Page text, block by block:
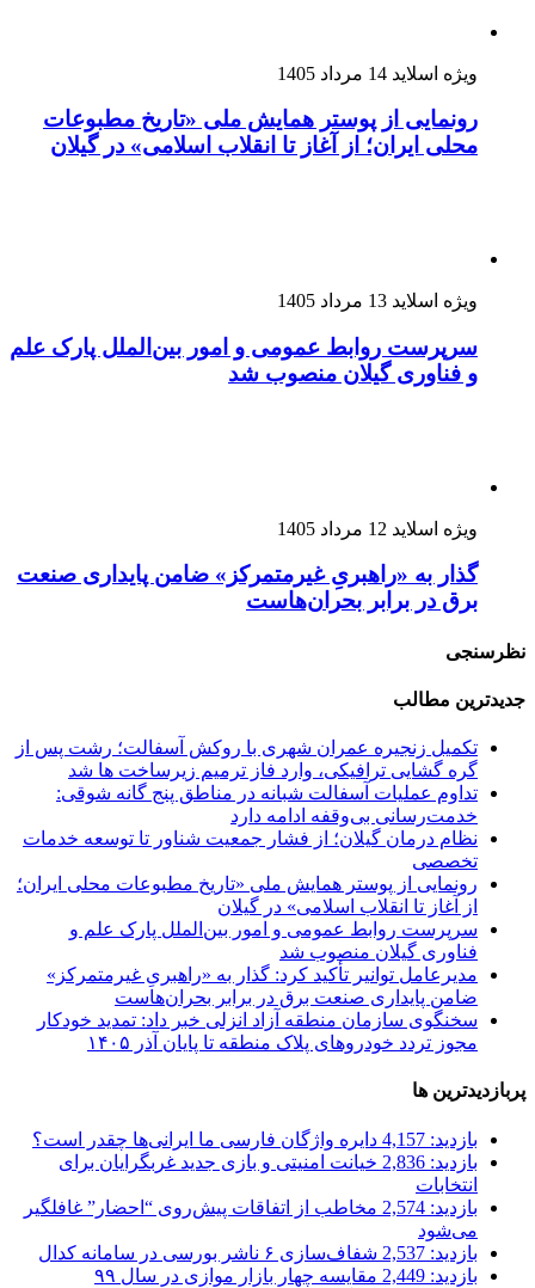
ویژه اسلاید 14 مرداد 1405
رونمایی از پوستر همایش ملی «تاریخ مطبوعات
محلی ایران؛ از آغاز تا انقلاب اسلامی» در گیلان
ویژه اسلاید 13 مرداد 1405
سرپرست روابط عمومی و امور بین‌الملل پارک علم
و فناوری گیلان منصوب شد
ویژه اسلاید 12 مرداد 1405
گذار به «راهبریِ غیرمتمرکز» ضامن پایداری صنعت
برق در برابر بحران‌هاست
نظرسنجی
جدیدترین مطالب
تکمیل زنجیره عمران شهری با روکش آسفالت؛ رشت پس از
گره گشایی ترافیکی، وارد فاز ترمیم زیرساخت ها شد
تداوم عملیات آسفالت‌ شبانه در مناطق پنج گانه شوقی:
خدمت‌رسانی بی‌وقفه ادامه دارد
نظام درمان گیلان؛ از فشار جمعیت شناور تا توسعه خدمات
تخصصی
رونمایی از پوستر همایش ملی «تاریخ مطبوعات محلی ایران؛
از آغاز تا انقلاب اسلامی» در گیلان
سرپرست روابط عمومی و امور بین‌الملل پارک علم و
فناوری گیلان منصوب شد
مدیرعامل توانیر تأکید کرد: گذار به «راهبریِ غیرمتمرکز»
ضامن پایداری صنعت برق در برابر بحران‌هاست
سخنگوی سازمان منطقه آزاد انزلی خبر داد: تمدید خودکار
مجوز تردد خودروهای پلاک منطقه تا پایان آذر ۱۴۰۵
پربازدیدترین ها
بازدید: 4,157
دایره واژگان فارسی ما ایرانی‌ها چقدر است؟
بازدید: 2,836
خیانت امنیتی و بازی جدید غربگرایان برای
انتخابات
بازدید: 2,574
مخاطب از اتفاقات پیش‌روی “احضار” غافلگیر
می‌شود
بازدید: 2,537
شفاف‌سازی ۶ ناشر بورسی در سامانه کدال
بازدید: 2,449
مقایسه چهار بازار موازی در سال ۹۹